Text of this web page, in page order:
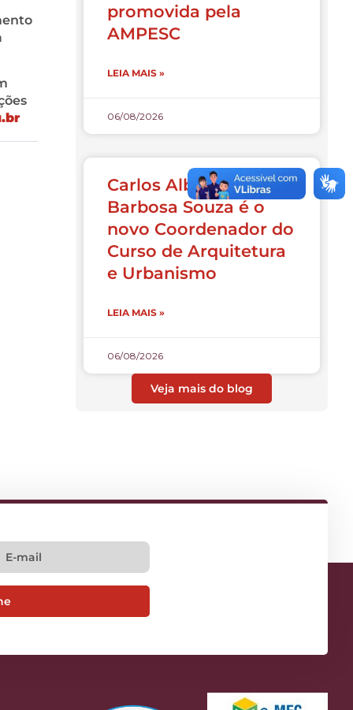
promovida pela
AMPESC
LEIA MAIS »
06/08/2026
Carlos Alberto
Barbosa Souza é o
novo Coordenador do
Curso de Arquitetura
e Urbanismo
LEIA MAIS »
06/08/2026
Veja mais do blog